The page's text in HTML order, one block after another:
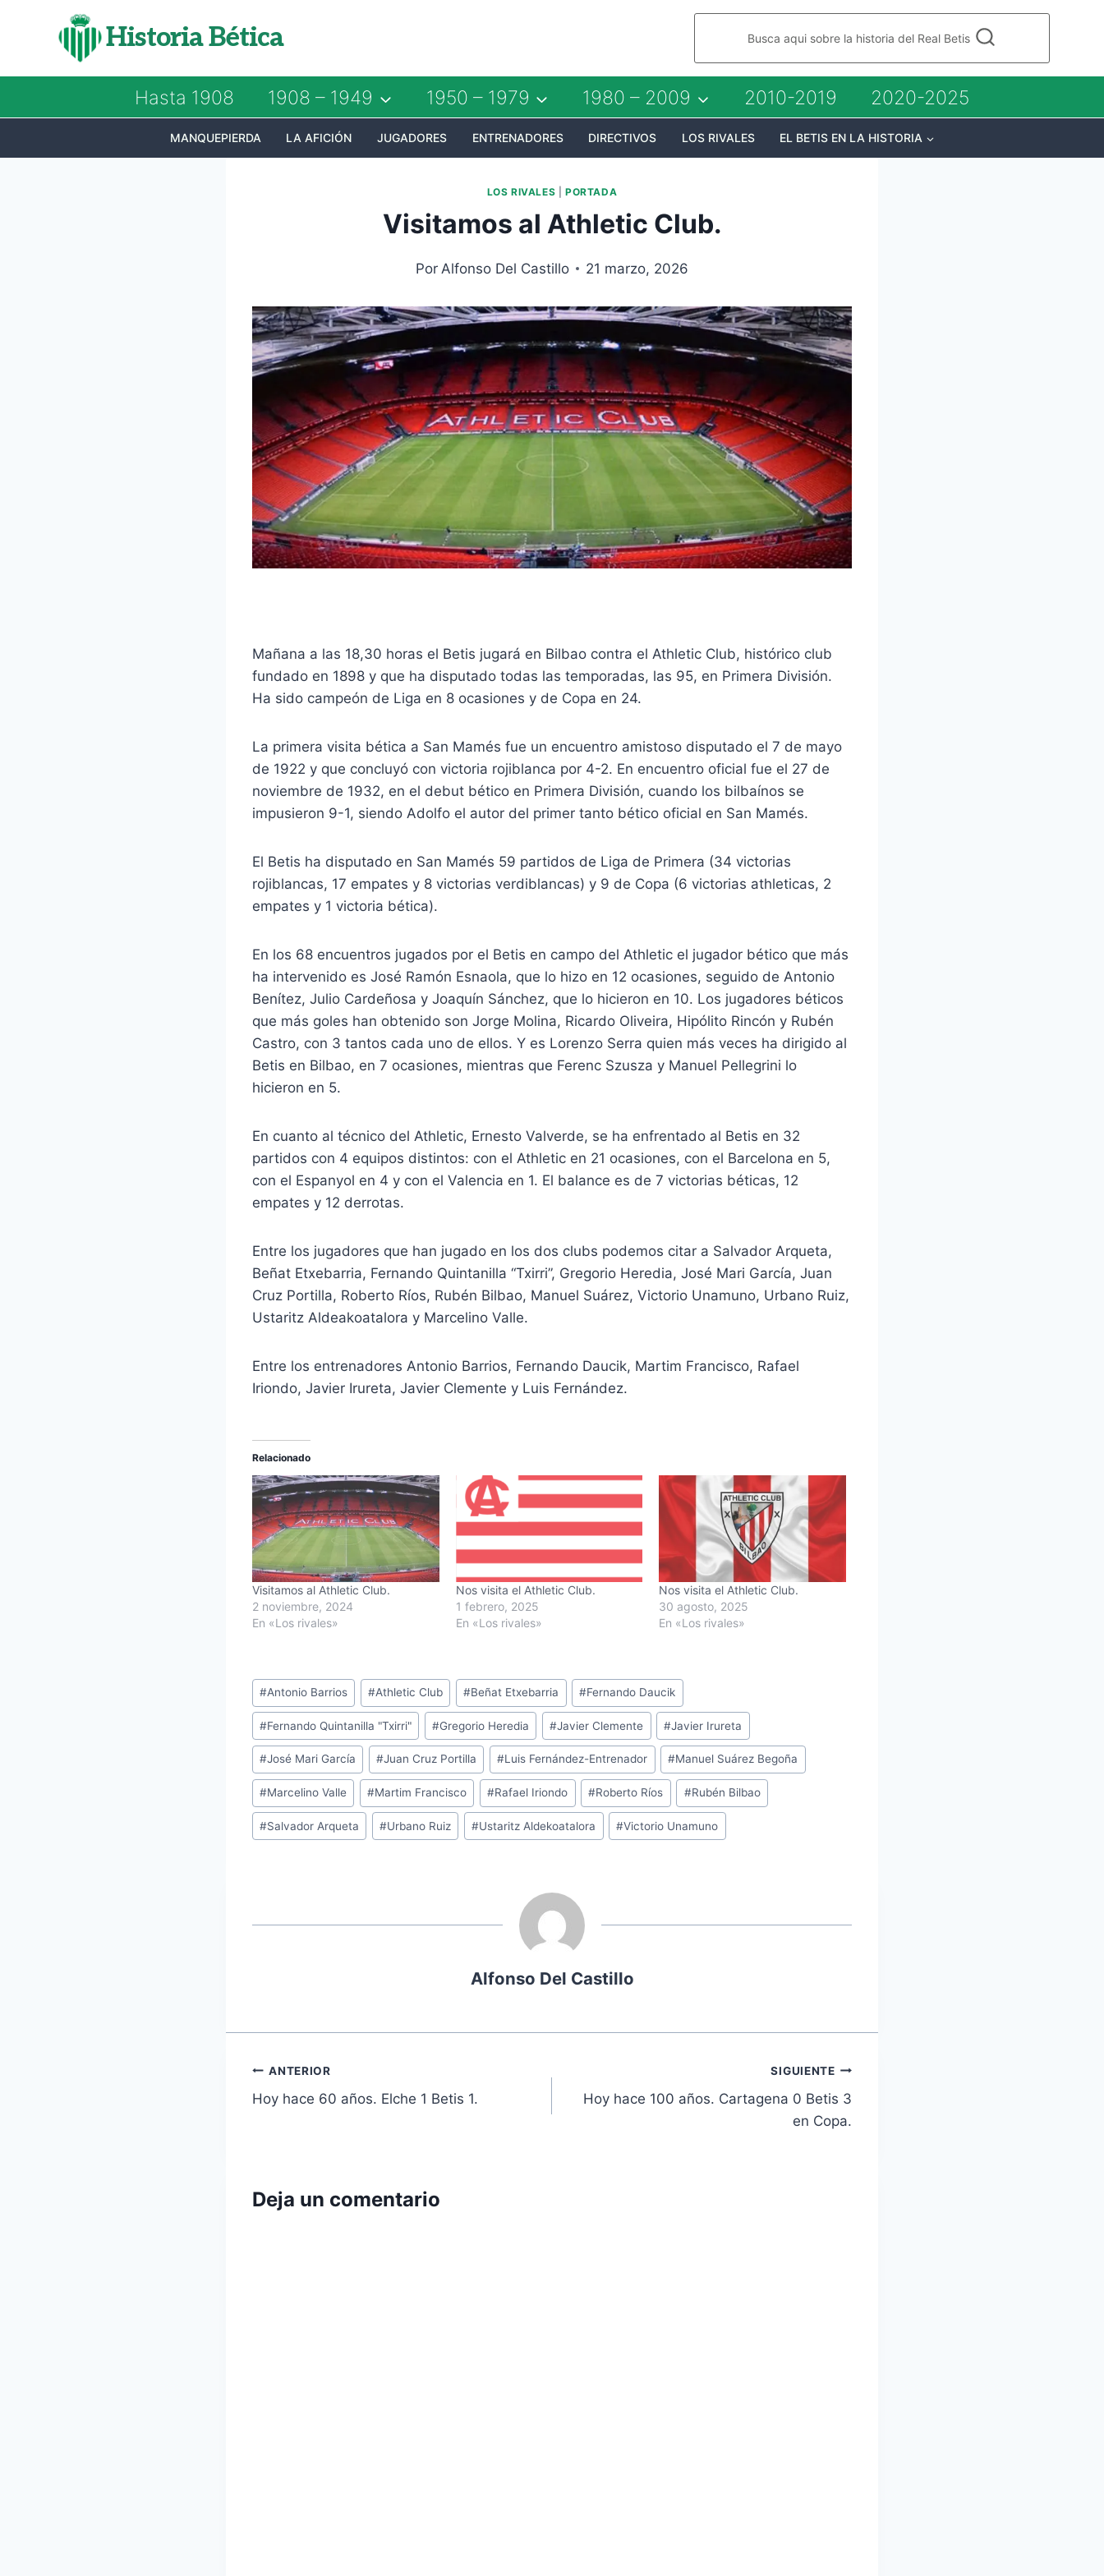
Historia Bética Busca aqui sobre la historia del Real Betis
Hasta 1908 1908 – 1949 1950 – 1979 1980 – 2009 2010-2019 2020-2025
MANQUEPIERDA LA AFICIÓN JUGADORES ENTRENADORES DIRECTIVOS LOS RIVALES EL BETIS EN LA HISTORIA
LOS RIVALES |PORTADA
Visitamos al Athletic Club.
Por Alfonso Del Castillo 21 marzo, 2026
Mañana a las 18,30 horas el Betis jugará en Bilbao contra el Athletic Club, histórico club
fundado en 1898 y que ha disputado todas las temporadas, las 95, en Primera División.
Ha sido campeón de Liga en 8 ocasiones y de Copa en 24.
La primera visita bética a San Mamés fue un encuentro amistoso disputado el 7 de mayo
de 1922 y que concluyó con victoria rojiblanca por 4-2. En encuentro oficial fue el 27 de
noviembre de 1932, en el debut bético en Primera División, cuando los bilbaínos se
impusieron 9-1, siendo Adolfo el autor del primer tanto bético oficial en San Mamés.
El Betis ha disputado en San Mamés 59 partidos de Liga de Primera (34 victorias
rojiblancas, 17 empates y 8 victorias verdiblancas) y 9 de Copa (6 victorias athleticas, 2
empates y 1 victoria bética).
En los 68 encuentros jugados por el Betis en campo del Athletic el jugador bético que más
ha intervenido es José Ramón Esnaola, que lo hizo en 12 ocasiones, seguido de Antonio
Benítez, Julio Cardeñosa y Joaquín Sánchez, que lo hicieron en 10. Los jugadores béticos
que más goles han obtenido son Jorge Molina, Ricardo Oliveira, Hipólito Rincón y Rubén
Castro, con 3 tantos cada uno de ellos. Y es Lorenzo Serra quien más veces ha dirigido al
Betis en Bilbao, en 7 ocasiones, mientras que Ferenc Szusza y Manuel Pellegrini lo
hicieron en 5.
En cuanto al técnico del Athletic, Ernesto Valverde, se ha enfrentado al Betis en 32
partidos con 4 equipos distintos: con el Athletic en 21 ocasiones, con el Barcelona en 5,
con el Espanyol en 4 y con el Valencia en 1. El balance es de 7 victorias béticas, 12
empates y 12 derrotas.
Entre los jugadores que han jugado en los dos clubs podemos citar a Salvador Arqueta,
Beñat Etxebarria, Fernando Quintanilla “Txirri”, Gregorio Heredia, José Mari García, Juan
Cruz Portilla, Roberto Ríos, Rubén Bilbao, Manuel Suárez, Victorio Unamuno, Urbano Ruiz,
Ustaritz Aldeakoatalora y Marcelino Valle.
Entre los entrenadores Antonio Barrios, Fernando Daucik, Martim Francisco, Rafael
Iriondo, Javier Irureta, Javier Clemente y Luis Fernández.
Relacionado
Visitamos al Athletic Club.
2 noviembre, 2024
En «Los rivales»
Nos visita el Athletic Club.
1 febrero, 2025
En «Los rivales»
Nos visita el Athletic Club.
30 agosto, 2025
En «Los rivales»
Etiquetas
de
la
entrada:
#Antonio Barrios #Athletic Club #Beñat Etxebarria #Fernando Daucik
#Fernando Quintanilla "Txirri" #Gregorio Heredia #Javier Clemente #Javier Irureta
#José Mari García #Juan Cruz Portilla #Luis Fernández-Entrenador #Manuel Suárez Begoña
#Marcelino Valle #Martim Francisco #Rafael Iriondo #Roberto Ríos #Rubén Bilbao
#Salvador Arqueta #Urbano Ruiz #Ustaritz Aldekoatalora #Victorio Unamuno
Alfonso Del Castillo
Navegación
de
ANTERIOR
Hoy hace 60 años. Elche 1 Betis 1.
SIGUIENTE
Hoy hace 100 años. Cartagena 0 Betis 3
en Copa.
Deja un comentario